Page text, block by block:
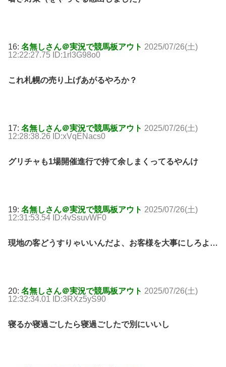
16: 名無しさん＠実況で競馬板アウト 2025/07/26(土)
12:22:27.75 ID:1rl3G98o0
これ札幌の売り上げあがるやろか？
17: 名無しさん＠実況で競馬板アウト 2025/07/26(土)
12:28:38.26 ID:xVqENacs0
グリチャも1場開催進行で持て余しまくってるやんけ
19: 名無しさん＠実況で競馬板アウト 2025/07/26(土)
12:31:53.54 ID:4vSsuvWF0
現地の客どうすりゃいいんだよ、お客様を大事にしろよ…
20: 名無しさん＠実況で競馬板アウト 2025/07/26(土)
12:32:34.01 ID:3RXz5yS90
寝るか寝過ごしたら寝過ごしたで別にいいし